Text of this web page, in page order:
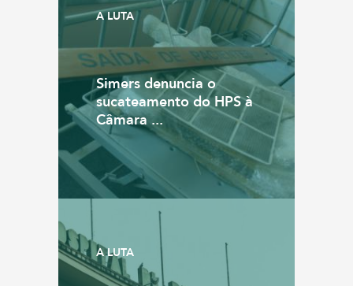
A LUTA
Simers denuncia o
sucateamento do HPS à
Câmara ...
A LUTA